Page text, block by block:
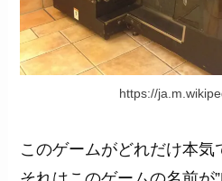
https://
このゲームがどれだけ本気